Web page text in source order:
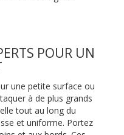
POUR UN
une petite surface ou
à de plus grands
tout au long du
et uniforme. Portez